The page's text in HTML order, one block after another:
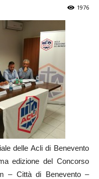
1976
delle Acli di Benevento
edizione del Concorso
– Città di Benevento –